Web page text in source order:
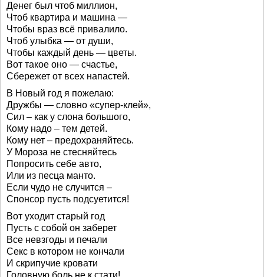
Денег был чтоб миллион,
Чтоб квартира и машина —
Чтобы враз всё привалило.
Чтоб улыбка — от души,
Чтобы каждый день — цветы.
Вот такое оно — счастье,
Сбережет от всех напастей.
В Новый год я пожелаю:
Дружбы — словно «супер-клей»,
Сил – как у слона большого,
Кому надо – тем детей.
Кому нет – предохраняйтесь.
У Мороза не стесняйтесь
Попросить себе авто,
Или из песца манто.
Если чудо не случится –
Спонсор пусть подсуетится!
Вот уходит старый год
Пусть с собой он заберет
Все невзгоды и печали
Секс в котором не кончали
И скрипучие кровати
Головную боль не к стати!